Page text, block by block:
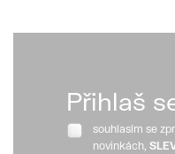
Přihlaš
souhlasím se
novinkách,